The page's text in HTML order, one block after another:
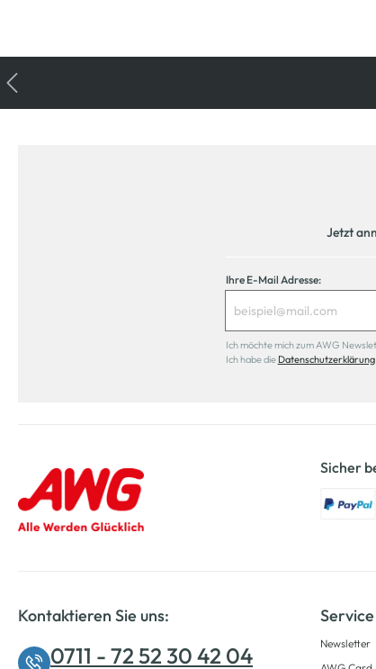
Jetzt
Ihre E-Mail Adresse:
Ich möchte mich zum AWG
Ich habe die Datenschutzerklärung
Sicher
Kontaktieren Sie uns:
0711 - 72 52 30 42 04
Service
Newsletter